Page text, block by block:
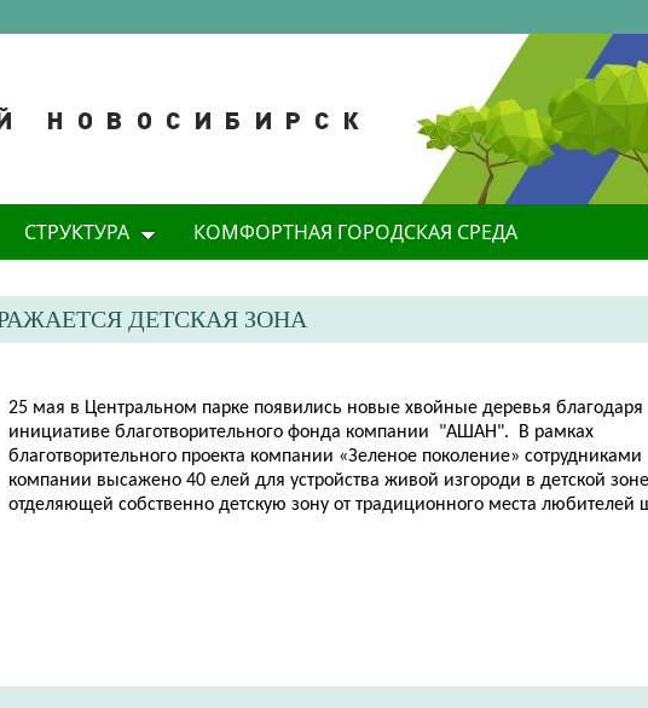
СТРУКТУРА КОМФОРТНАЯ ГОРОДСКАЯ СРЕДА
ДЕТСКАЯ ЗОНА
25 мая в Центральном парке появились новые хвойные деревья благодаря
инициативе благотворительного фонда компании "АШАН". В рамках
благотворительного проекта компании «Зеленое поколение» сотрудниками
компании высажено 40 елей для устройства живой изгороди в детской
отделяющей собственно детскую зону от традиционного места любителей